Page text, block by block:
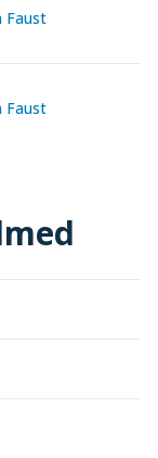
Faust
Faust